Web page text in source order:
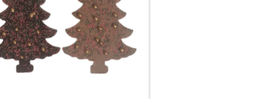
Verkrijgbaar in melk en puur.